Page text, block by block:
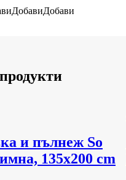
ДобавиДобави
и пълнеж So
135x200 cm